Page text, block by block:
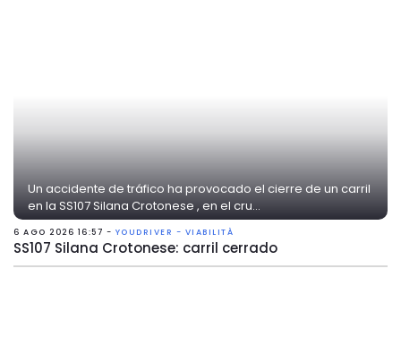
Un accidente de tráfico ha provocado el cierre de un carril
en la SS107 Silana Crotonese , en el cru...
6 AGO 2026 16:57 - YOUDRIVER - VIABILITÀ
SS107 Silana Crotonese: carril cerrado